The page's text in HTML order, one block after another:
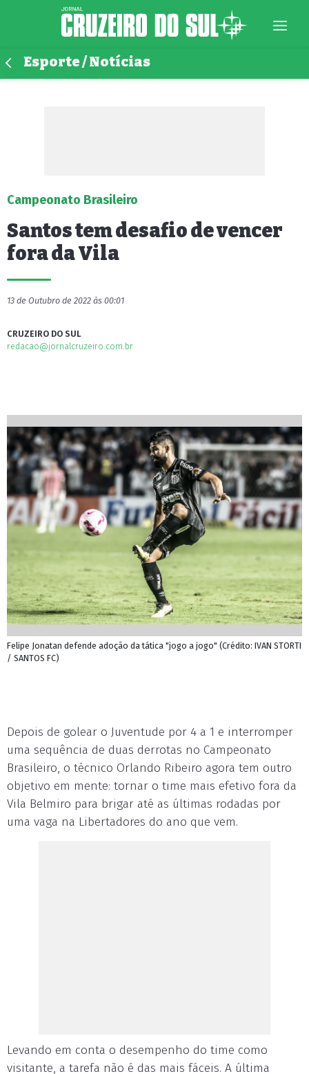
Esporte / Notícias
Campeonato Brasileiro
Santos tem desafio de vencer
fora da Vila
13 de Outubro de 2022 às 00:01
CRUZEIRO DO SUL
redacao@jornalcruzeiro.com.br
Felipe Jonatan defende adoção da tática "jogo a jogo" (Crédito: IVAN STORTI
/ SANTOS FC)
Depois de golear o Juventude por 4 a 1 e interromper
uma sequência de duas derrotas no Campeonato
Brasileiro, o técnico Orlando Ribeiro agora tem outro
objetivo em mente: tornar o time mais efetivo fora da
Vila Belmiro para brigar até as últimas rodadas por
uma vaga na Libertadores do ano que vem.
Levando em conta o desempenho do time como
visitante, a tarefa não é das mais fáceis. A última